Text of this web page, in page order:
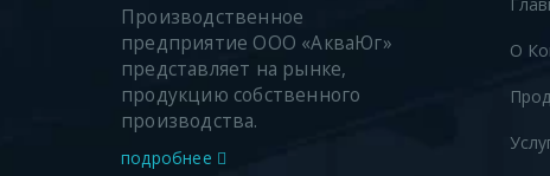
Производственное
предприятие ООО «АкваЮг»
представляет на рынке,
продукцию собственного
производства.
подробнее
О